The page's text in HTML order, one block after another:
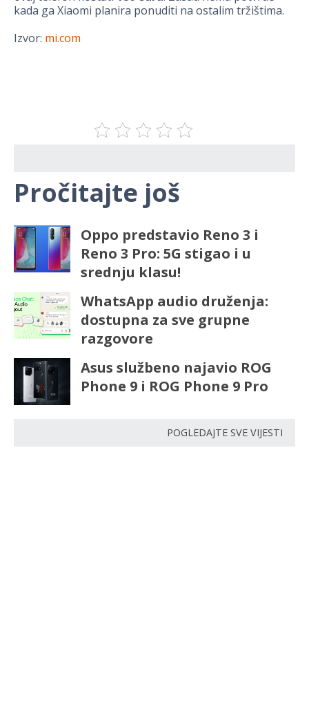
kada ga Xiaomi planira ponuditi na ostalim tržištima.
Izvor: mi.com
Pročitajte još
Oppo predstavio Reno 3 i
Reno 3 Pro: 5G stigao i u
srednju klasu!
WhatsApp audio druženja:
dostupna za sve grupne
razgovore
Asus službeno najavio ROG
Phone 9 i ROG Phone 9 Pro
POGLEDAJTE SVE VIJESTI